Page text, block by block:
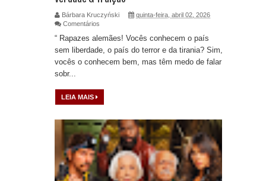
Bárbara Kruczyński
quinta-feira, abril 02, 2026
Comentários
“ Rapazes alemães! Vocês conhecem o país
sem liberdade, o país do terror e da tirania? Sim,
vocês o conhecem bem, mas têm medo de falar
sobr...
LEIA MAIS